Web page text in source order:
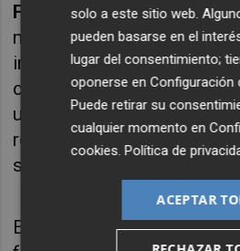
Felisa Martínez Andrés.
marejada metálica el autor
imitación realista de la
comisaria de la muestra,
una mirada en la que el
relación con la naturaleza
sugerentes interpretaciones.
Este constante diálogo
solo a este sitio web.
pueden basarse en el
lugar del consentimiento;
oponerse enConfiguración
Puede retirar su
cualquier momento en
cookies.Política de
ACEPTAR